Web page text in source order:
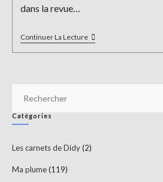
dans la revue…
Continuer La LectureLa
Dreambox
Catégories
Les carnets de Didy(2)
Ma plume(119)